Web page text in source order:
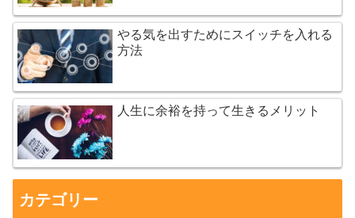
やる気を出すためにスイッチを入れる
方法
人生に余裕を持って生きるメリット
カテゴリー